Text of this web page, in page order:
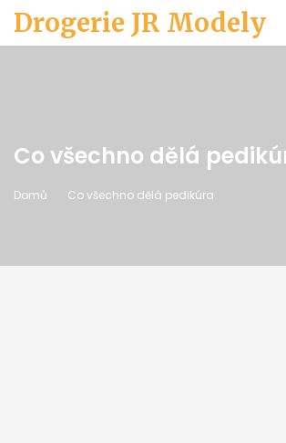
Drogerie JR Modely
Co všechno dělá
Domů Co všechno dělá pedikúra